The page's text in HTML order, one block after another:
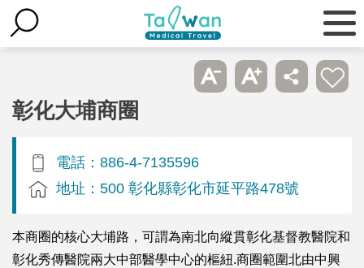
彰化大埔商圈
電話：886-4-7135596
地址：500 彰化縣彰化市延平路478號
本商圈的核心大埔路，可謂為南北向縱貫彰化基督教醫院和
彰化秀傳醫院兩大中部醫學中心的樞紐.商圈範圍北由中興